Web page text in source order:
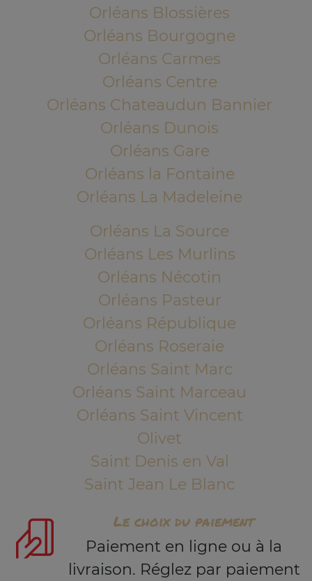
Orléans Blossières
Orléans Bourgogne
Orléans Carmes
Orléans Centre
Orléans Chateaudun Bannier
Orléans Dunois
Orléans Gare
Orléans la Fontaine
Orléans La Madeleine
Orléans La Source
Orléans Les Murlins
Orléans Nécotin
Orléans Pasteur
Orléans République
Orléans Roseraie
Orléans Saint Marc
Orléans Saint Marceau
Orléans Saint Vincent
Olivet
Saint Denis en Val
Saint Jean Le Blanc
Le choix du paiement
Paiement en ligne ou à la
livraison. Réglez par paiement